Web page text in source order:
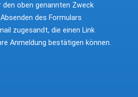
oben genannten Zweck
des Formulars
zugesandt, die einen Link
Anmeldung bestätigen können.